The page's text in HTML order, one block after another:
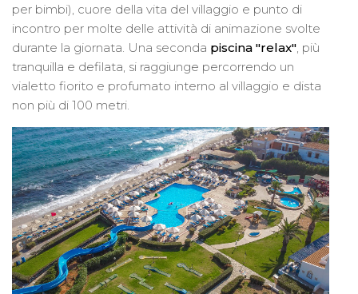
per bimbi), cuore della vita del villaggio e punto di
incontro per molte delle attività di animazione svolte
durante la giornata. Una seconda piscina "relax", più
tranquilla e defilata, si raggiunge percorrendo un
vialetto fiorito e profumato interno al villaggio e dista
non più di 100 metri.